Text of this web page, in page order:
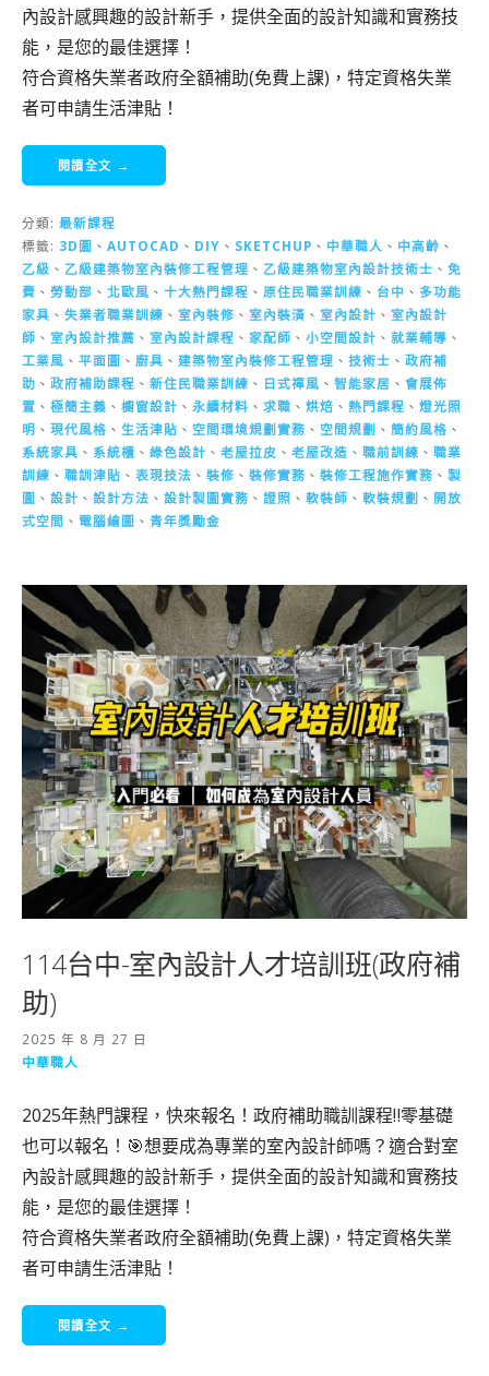
內設計感興趣的設計新手，提供全面的設計知識和實務技
能，是您的最佳選擇！
符合資格失業者政府全額補助(免費上課)，特定資格失業
者可申請生活津貼！
閱讀全文 →
分類: 最新課程
標籤: 3D圖 、 AUTOCAD 、 DIY 、 SKETCHUP 、 中華職人 、 中高齡 、
乙級 、 乙級建築物室內裝修工程管理 、 乙級建築物室內設計技術士 、 免
費 、 勞動部 、 北歐風 、 十大熱門課程 、 原住民職業訓練 、 台中 、 多功能
家具 、 失業者職業訓練 、 室內裝修 、 室內裝潢 、 室內設計 、 室內設計
師 、 室內設計推薦 、 室內設計課程 、 家配師 、 小空間設計 、 就業輔導 、
工業風 、 平面圖 、 廚具 、 建築物室內裝修工程管理 、 技術士 、 政府補
助 、 政府補助課程 、 新住民職業訓練 、 日式禪風 、 智能家居 、 會展佈
置 、 極簡主義 、 櫥窗設計 、 永續材料 、 求職 、 烘焙 、 熱門課程 、 燈光照
明 、 現代風格 、 生活津貼 、 空間環境規劃實務 、 空間規劃 、 簡約風格 、
系統家具 、 系統櫃 、 綠色設計 、 老屋拉皮 、 老屋改造 、 職前訓練 、 職業
訓練 、 職訓津貼 、 表現技法 、 裝修 、 裝修實務 、 裝修工程施作實務 、 製
圖 、 設計 、 設計方法 、 設計製圖實務 、 證照 、 軟裝師 、 軟裝規劃 、 開放
式空間 、 電腦繪圖 、 青年獎勵金
114台中-室內設計人才培訓班(政府補
助)
2025 年 8 月 27 日
中華職人
2025年熱門課程，快來報名！政府補助職訓課程‼️零基礎
也可以報名！🎯想要成為專業的室內設計師嗎？適合對室
內設計感興趣的設計新手，提供全面的設計知識和實務技
能，是您的最佳選擇！
符合資格失業者政府全額補助(免費上課)，特定資格失業
者可申請生活津貼！
閱讀全文 →